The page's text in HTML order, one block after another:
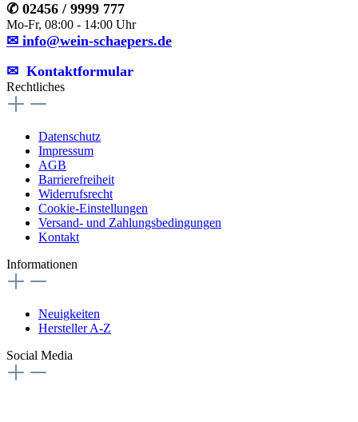
✆ 02456 / 9999 777
Mo-Fr, 08:00 - 14:00 Uhr
✉ info@wein-schaepers.de
✉︎ Kontaktformular
Rechtliches
Datenschutz
Impressum
AGB
Barrierefreiheit
Widerrufsrecht
Cookie-Einstellungen
Versand- und Zahlungsbedingungen
Kontakt
Informationen
Neuigkeiten
Hersteller A-Z
Social Media